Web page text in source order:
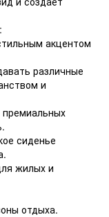
акцентом
различные
и
сиденье
жилых и
отдыха.